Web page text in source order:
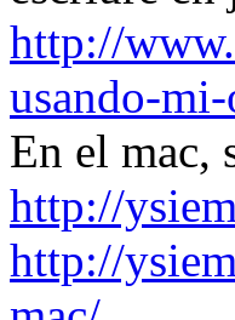
http://
usando-
En el mac,
http://
http://